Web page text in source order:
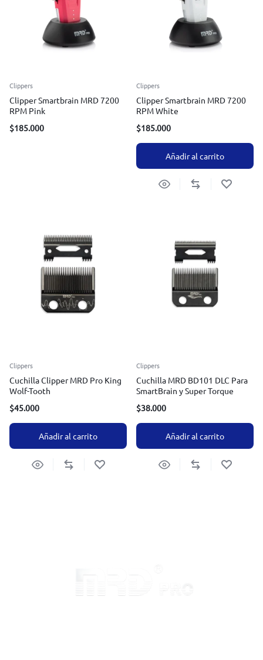
Clippers
Clipper Smartbrain MRD 7200
RPM Pink
$185.000
Clippers
Clipper Smartbrain MRD 7200
RPM White
$185.000
Añadir al carrito
Clippers
Cuchilla Clipper MRD Pro King
Wolf-Tooth
$45.000
Añadir al carrito
Clippers
Cuchilla MRD BD101 DLC Para
SmartBrain y Super Torque
$38.000
Añadir al carrito